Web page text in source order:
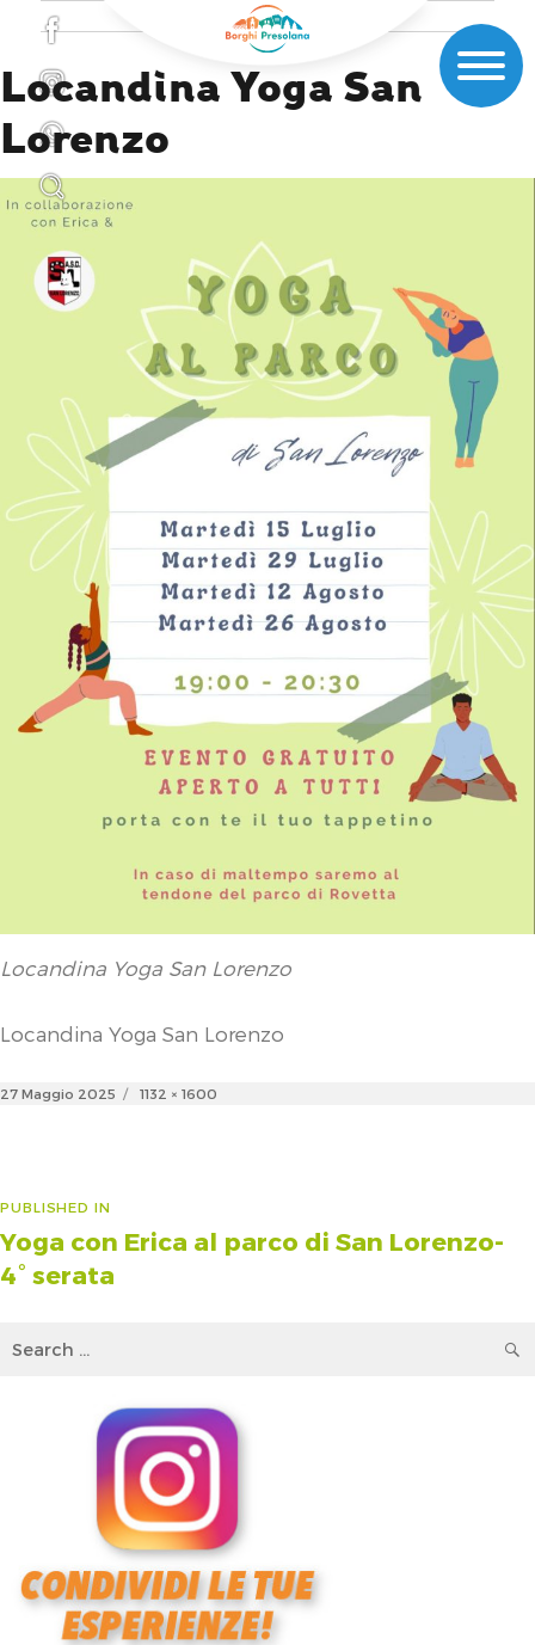
Locandina Yoga San
Lorenzo
Locandina Yoga San Lorenzo
Locandina Yoga San Lorenzo
Posted
27 Maggio 2025
Full
1132 × 1600
Navigazione
articoli
PUBLISHED IN
Yoga con Erica al parco di San Lorenzo-
4° serata